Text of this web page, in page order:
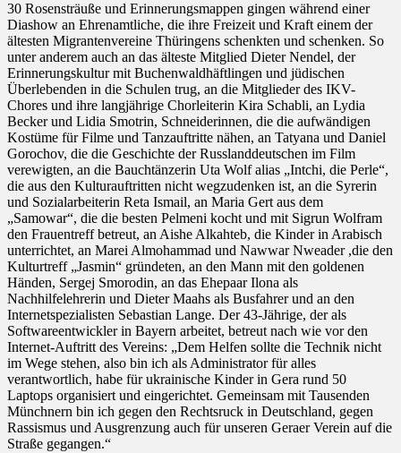
30 Rosensträuße und Erinnerungsmappen gingen während einer
Diashow an Ehrenamtliche, die ihre Freizeit und Kraft einem der
ältesten Migrantenvereine Thüringens schenkten und schenken. So
unter anderem auch an das älteste Mitglied Dieter Nendel, der
Erinnerungskultur mit Buchenwaldhäftlingen und jüdischen
Überlebenden in die Schulen trug, an die Mitglieder des IKV-
Chores und ihre langjährige Chorleiterin Kira Schabli, an Lydia
Becker und Lidia Smotrin, Schneiderinnen, die die aufwändigen
Kostüme für Filme und Tanzauftritte nähen, an Tatyana und Daniel
Gorochov, die die Geschichte der Russlanddeutschen im Film
verewigten, an die Bauchtänzerin Uta Wolf alias „Intchi, die Perle“,
die aus den Kulturauftritten nicht wegzudenken ist, an die Syrerin
und Sozialarbeiterin Reta Ismail, an Maria Gert aus dem
„Samowar“, die die besten Pelmeni kocht und mit Sigrun Wolfram
den Frauentreff betreut, an Aishe Alkahteb, die Kinder in Arabisch
unterrichtet, an Marei Almohammad und Nawwar Nweader ,die den
Kulturtreff „Jasmin“ gründeten, an den Mann mit den goldenen
Händen, Sergej Smorodin, an das Ehepaar Ilona als
Nachhilfelehrerin und Dieter Maahs als Busfahrer und an den
Internetspezialisten Sebastian Lange. Der 43-Jährige, der als
Softwareentwickler in Bayern arbeitet, betreut nach wie vor den
Internet-Auftritt des Vereins: „Dem Helfen sollte die Technik nicht
im Wege stehen, also bin ich als Administrator für alles
verantwortlich, habe für ukrainische Kinder in Gera rund 50
Laptops organisiert und eingerichtet. Gemeinsam mit Tausenden
Münchnern bin ich gegen den Rechtsruck in Deutschland, gegen
Rassismus und Ausgrenzung auch für unseren Geraer Verein auf die
Straße gegangen.“